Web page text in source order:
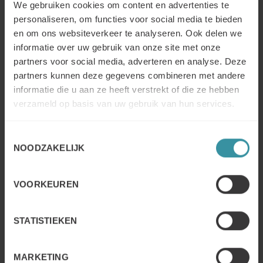
We gebruiken cookies om content en advertenties te
personaliseren, om functies voor social media te bieden
en om ons websiteverkeer te analyseren. Ook delen we
informatie over uw gebruik van onze site met onze
partners voor social media, adverteren en analyse. Deze
partners kunnen deze gegevens combineren met andere
informatie die u aan ze heeft verstrekt of die ze hebben
verzameld op basis van uw gebruik van hun services.
NOODZAKELIJK
VOORKEUREN
STATISTIEKEN
MARKETING
dat we op een fundamenteel, primair niveau graag met
andere mensen omgaan. Gebieden die naar verwachting
een aanzienlijke groei zullen kennen zijn onder meer
klantenservice, verkoop en marketing, en training en
ontwikkeling.
Creativiteit ontmoet technologie
Interessant om in overweging te nemen is dat deze rollen
ontwrichters, maar eerder vanwege de technologische
ontwikkeling. Waar we kunnen profiteren van de
taken uit te voeren, vinden we een kans om veel tijd vrij te
maken om onze sociale vaardigheden op de werkplek te
de beperkingen ervan te definiëren – AI kan leren, kan
evolueren op basis van vooraf bepaalde voorwaarden,
logisch algoritme. En mensen zijn allesbehalve logisch: